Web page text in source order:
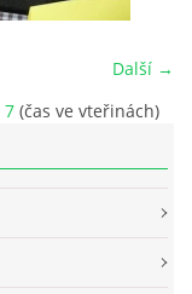
Další →
7 (čas ve vteřinách)